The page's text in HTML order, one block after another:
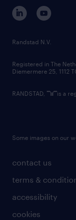
corporate
randstad
country websites
contact us
terms &
accessibility
cookies
Randstad N.V.
Registered in The
Diemermere 25, 1112
RANDSTAD, is a
Some images on our